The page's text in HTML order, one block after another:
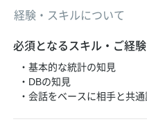
経験・スキルについて
必須となるスキル・ご経験
・基本的な統計の知見
・DBの知見
・会話をベースに相手と共